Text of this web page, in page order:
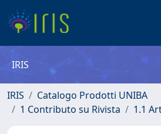
IRIS
IRIS
Catalogo Prodotti UNIBA
1 Contributo su Rivista
1.1